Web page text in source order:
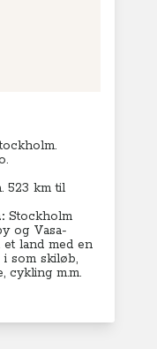
523 km til
Stockholm
og Vasa-
et land med en
som skiløb,
cykling m.m.